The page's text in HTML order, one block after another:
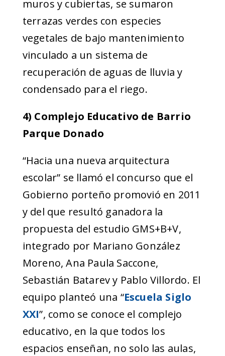
muros y cubiertas, se sumaron
terrazas verdes con especies
vegetales de bajo mantenimiento
vinculado a un sistema de
recuperación de aguas de lluvia y
condensado para el riego.
4) Complejo Educativo de Barrio
Parque Donado
“Hacia una nueva arquitectura
escolar” se llamó el concurso que el
Gobierno porteño promovió en 2011
y del que resultó ganadora la
propuesta del estudio GMS+B+V,
integrado por Mariano González
Moreno, Ana Paula Saccone,
Sebastián Batarev y Pablo Villordo. El
equipo planteó una “Escuela Siglo
XXI”, como se conoce el complejo
educativo, en la que todos los
espacios enseñan, no solo las aulas,